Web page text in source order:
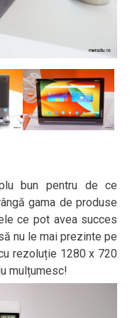
bun pentru de ce
gama de produse
ce pot avea succes
nu le mai prezinte pe
rezoluție 1280 x 720
mulțumesc!